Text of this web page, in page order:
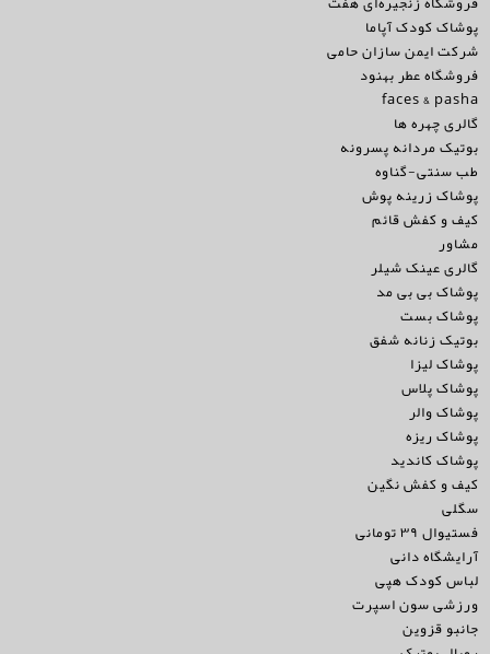
پوشاک کودک آپاما
شرکت ایمن سازان حامی
فروشگاه عطر بهنود
faces & pasha
گالری چهره ها
بوتیک مردانه پسرونه
طب سنتی-گناوه
پوشاک زرینه پوش
کیف و کفش قائم
مشاور
گالری عینک شیلر
پوشاک بی بی مد
پوشاک بست
بوتیک زنانه شفق
پوشاک لیزا
پوشاک پلاس
پوشاک والر
پوشاک ریزه
پوشاک کاندید
کیف و کفش نگین
سگلی
فستیوال ۳۹ تومانی
آرایشگاه دانی
لباس کودک هپی
ورزشی سون اسپرت
جانبو قزوین